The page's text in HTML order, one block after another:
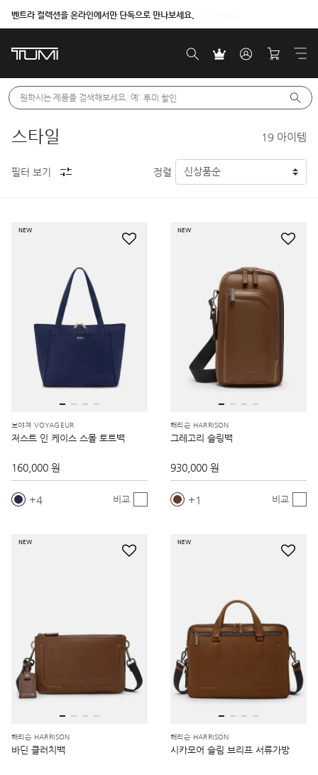
벤트라 컬렉션을 온라인에서만 단독으로 만나보세요.
원하시는 제품을 검색해보세요. 예: 투미 할인
스타일 19 아이템
필터 보기 정렬
NEW
보야져 VOYAGEUR
저스트 인 케이스 스몰 토트백
160,000 원
4 비교
NEW
해리슨 HARRISON
그레고리 슬링백
930,000 원
1 비교
NEW
해리슨 HARRISON
바딘 클러치백
NEW
해리슨 HARRISON
시카모어 슬림 브리프 서류가방